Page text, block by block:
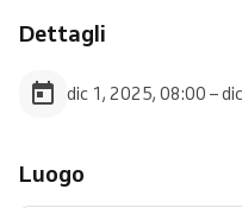
Dettagli
dic 1, 2025, 08:00 –
Luogo